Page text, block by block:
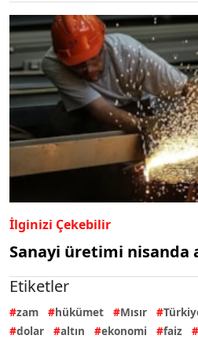
İlginizi Çekebilir
Sanayi üretimi nisanda
Etiketler
zam hükümet Mısır
dolar
altın ekonomi faiz